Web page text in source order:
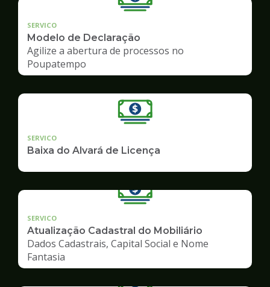
SERVICO
Modelo de Declaração
Agilize a abertura de processos no
Poupatempo
SERVICO
Baixa do Alvará de Licença
SERVICO
Atualização Cadastral do Mobiliário
Dados Cadastrais, Capital Social e Nome
Fantasia